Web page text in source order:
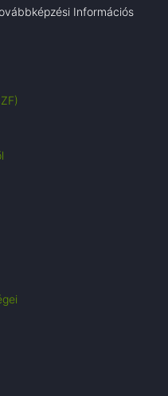
Információs